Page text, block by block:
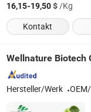
16,15-19,50$/Kg
Kontakt
Wellnature Biotech
Hersteller/Werk